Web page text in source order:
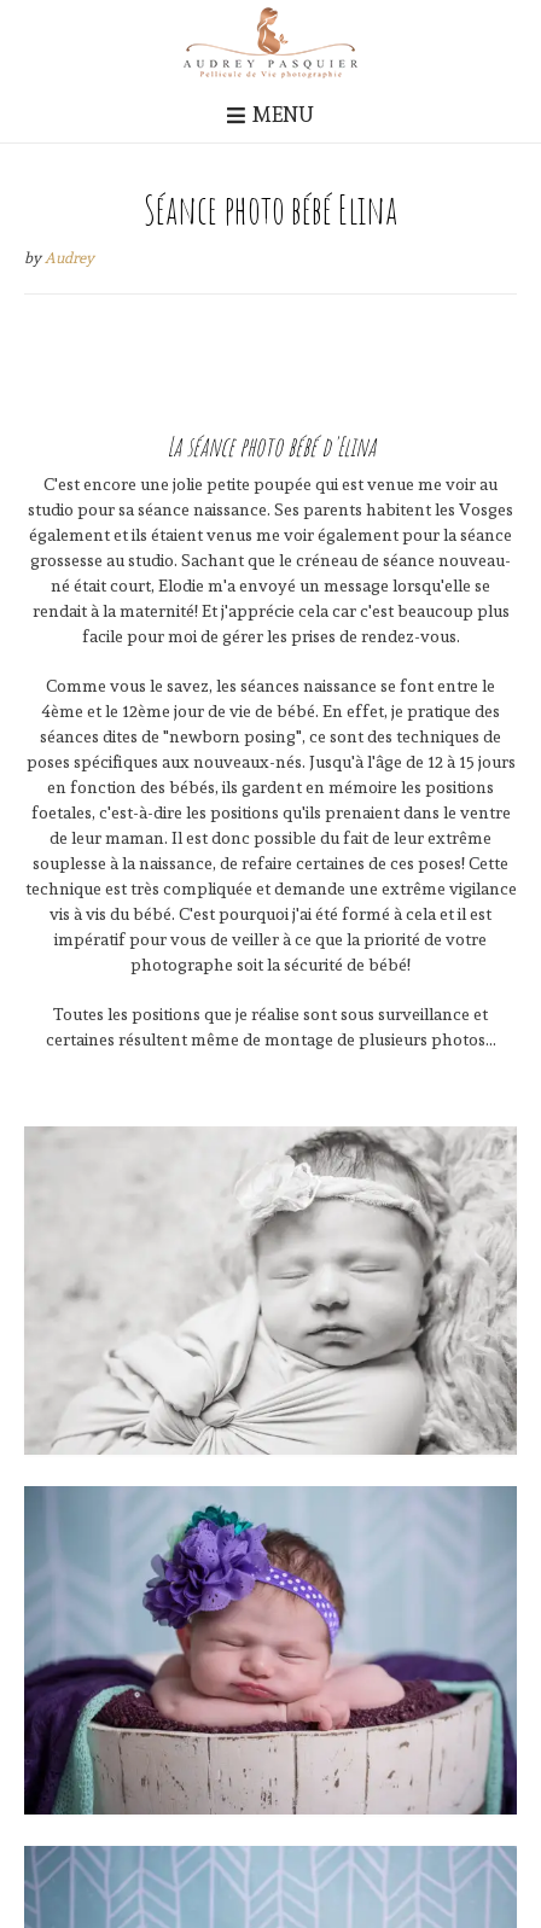
MENU
Séance photo bébé Elina
byAudrey
La séance photo bébé d'Elina
C'est encore une jolie petite poupée qui est venue me voir au
studio pour sa séance naissance. Ses parents habitent les Vosges
également et ils étaient venus me voir également pour la séance
grossesse au studio. Sachant que le créneau de séance nouveau-
né était court, Elodie m'a envoyé un message lorsqu'elle se
rendait à la maternité! Et j'apprécie cela car c'est beaucoup plus
facile pour moi de gérer les prises de rendez-vous.
Comme vous le savez, les séances naissance se font entre le
4ème et le 12ème jour de vie de bébé. En effet, je pratique des
séances dites de "newborn posing", ce sont des techniques de
poses spécifiques aux nouveaux-nés. Jusqu'à l'âge de 12 à 15 jours
en fonction des bébés, ils gardent en mémoire les positions
foetales, c'est-à-dire les positions qu'ils prenaient dans le ventre
de leur maman. Il est donc possible du fait de leur extrême
souplesse à la naissance, de refaire certaines de ces poses! Cette
technique est très compliquée et demande une extrême vigilance
vis à vis du bébé. C'est pourquoi j'ai été formé à cela et il est
impératif pour vous de veiller à ce que la priorité de votre
photographe soit la sécurité de bébé!
Toutes les positions que je réalise sont sous surveillance et
certaines résultent même de montage de plusieurs photos...